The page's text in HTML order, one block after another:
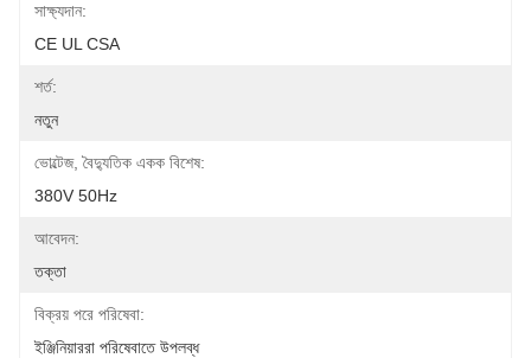
সাক্ষ্যদান:
CE UL CSA
শর্ত:
নতুন
ভোল্টেজ, বৈদ্যুতিক একক বিশেষ:
380V 50Hz
আবেদন:
তক্তা
বিক্রয় পরে পরিষেবা:
ইঞ্জিনিয়াররা পরিষেবাতে উপলব্ধ